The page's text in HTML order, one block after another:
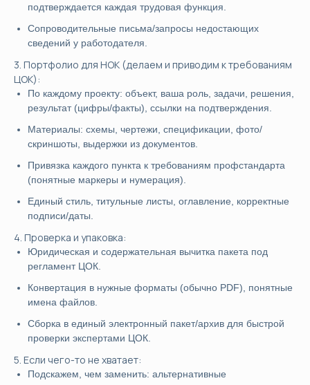
подтверждается каждая трудовая функция.
Сопроводительные письма/запросы недостающих
сведений у работодателя.
3. Портфолио для НОК (делаем и приводим к требованиям
ЦОК):
По каждому проекту: объект, ваша роль, задачи, решения,
результат (цифры/факты), ссылки на подтверждения.
Материалы: схемы, чертежи, спецификации, фото/
скриншоты, выдержки из документов.
Привязка каждого пункта к требованиям профстандарта
(понятные маркеры и нумерация).
Единый стиль, титульные листы, оглавление, корректные
подписи/даты.
4. Проверка и упаковка:
Юридическая и содержательная вычитка пакета под
регламент ЦОК.
Конвертация в нужные форматы (обычно PDF), понятные
имена файлов.
Сборка в единый электронный пакет/архив для быстрой
проверки экспертами ЦОК.
5. Если чего-то не хватает:
Подскажем, чем заменить: альтернативные